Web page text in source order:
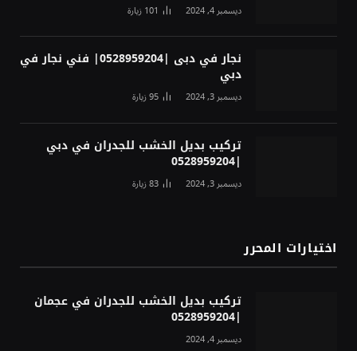
ديسمبر 4, 2024 101زيارة
نجار في دبى |0528959204| فني نجار في
دبي
ديسمبر 3, 2024 95زيارة
تركيب بديل الخشب للجدران في دبي
|0528959204
ديسمبر 3, 2024 83زيارة
اختيارات المحرر
تركيب بديل الخشب للجدران في عجمان
|0528959204
ديسمبر 4, 2024